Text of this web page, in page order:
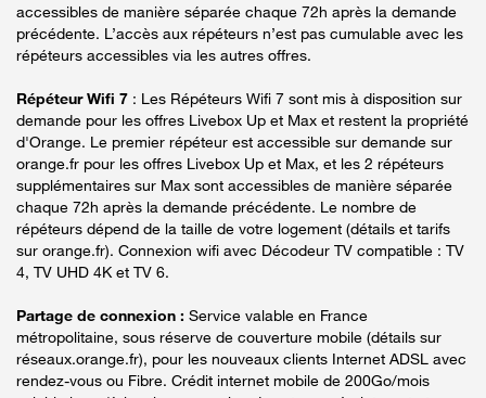
accessibles de manière séparée chaque 72h après la demande
précédente. L’accès aux répéteurs n’est pas cumulable avec les
répéteurs accessibles via les autres offres.
Répéteur Wifi 7 : Les Répéteurs Wifi 7 sont mis à disposition sur
demande pour les offres Livebox Up et Max et restent la propriété
d'Orange. Le premier répéteur est accessible sur demande sur
orange.fr pour les offres Livebox Up et Max, et les 2 répéteurs
supplémentaires sur Max sont accessibles de manière séparée
chaque 72h après la demande précédente. Le nombre de
répéteurs dépend de la taille de votre logement (détails et tarifs
sur orange.fr). Connexion wifi avec Décodeur TV compatible : TV
4, TV UHD 4K et TV 6.
Partage de connexion : Service valable en France
métropolitaine, sous réserve de couverture mobile (détails sur
réseaux.orange.fr), pour les nouveaux clients Internet ADSL avec
rendez-vous ou Fibre. Crédit internet mobile de 200Go/mois